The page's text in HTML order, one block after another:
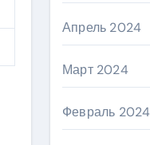
Апрель 2024
Март 2024
Февраль 2024